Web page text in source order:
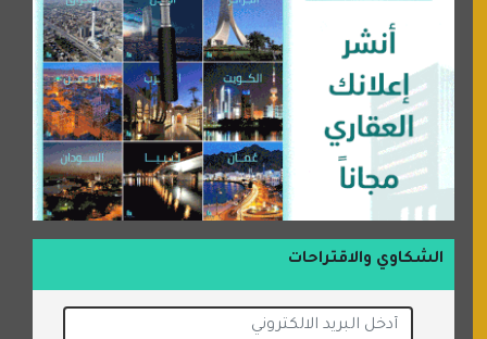
الشكاوي والاقتراحات